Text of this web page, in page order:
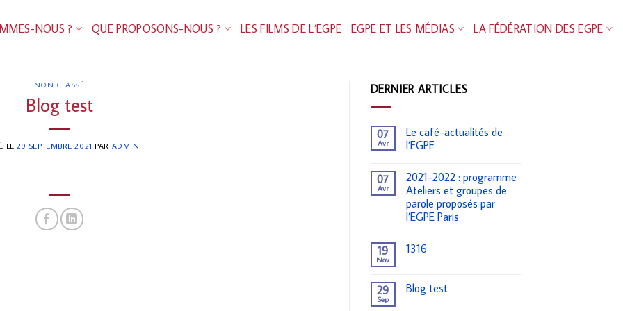
NOUS ? QUE PROPOSONS-NOUS ? LES FILMS DE L’EGPE EGPE ET LES MÉDIAS LA FÉDÉRATION DES EGPE
NON CLASSÉ
Blog test
LE29 SEPTEMBRE 2021 PAR ADMIN
DERNIER ARTICLES
07
Avr
Le café-actualités de
l’EGPE
07
Avr
2021-2022 : programme
Ateliers et groupes de
parole proposés par
l’EGPE Paris
19
Nov
1316
29
Sep
Blog test